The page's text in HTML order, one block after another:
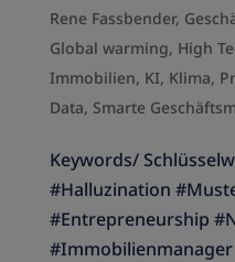
Rene Fassbender,
Global warming, High
Immobilien, KI, Klima,
Data, Smarte
Keywords/
#Halluzination
#Entrepreneurship